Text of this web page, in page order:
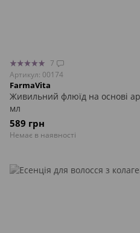
7
Артикул: 00174
FarmaVita
Живильний флюїд на основі
мл
589 грн
Немає в наявності